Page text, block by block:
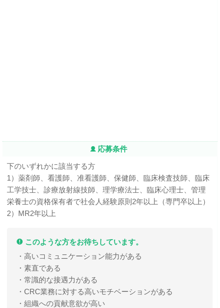
応募条件
下のいずれかに該当する方
1）薬剤師、看護師、准看護師、保健師、臨床検査技師、臨床
工学技士、診療放射線技師、理学療法士、臨床心理士、管理
栄養士の資格保有者で社会人経験原則2年以上（専門卒以上）
2）MR2年以上
このような方をお待ちしています。
・高いコミュニケーション能力がある
・素直である
・常識的な接遇力がある
・CRC業務に対する高いモチベーションがある
・組織への貢献意欲が高い